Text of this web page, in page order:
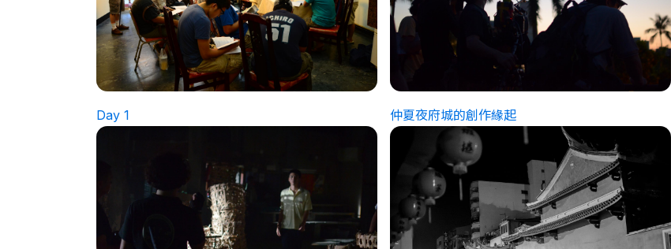
Day 1 仲夏夜府城的創作緣起